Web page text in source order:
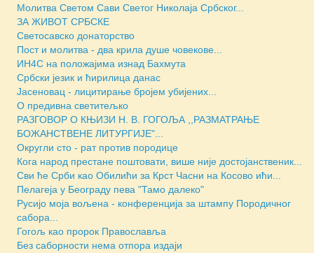
Молитва Светом Сави Светог Николаја Србског...
ЗА ЖИВОТ СРБСКЕ
Светосавско донаторство
Пост и молитва - два крила душе човекове...
ИН4С на положајима изнад Бахмута
Србски језик и ћирилица данас
Јасеновац - лицитирање бројем убијених...
О предивна светитељко
РАЗГОВОР О КЊИЗИ Н. В. ГОГОЉА ,,РАЗМАТРАЊЕ
БОЖАНСТВЕНЕ ЛИТУРГИЈЕ"...
Округли сто - рат против породице
Кога народ престане поштовати, више није достојанственик...
Сви ће Срби као Обилићи за Крст Часни на Косово ићи...
Пелагеја у Београду пева "Тамо далеко"
Русијо моја вољена - конференција за штампу Породичног
сабора...
Гогољ као пророк Православља
Без саборности нема отпора издаји